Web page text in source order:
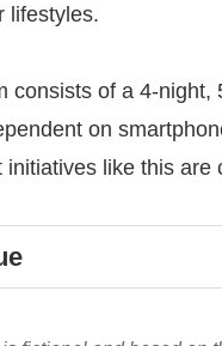
lifestyles.
consists of a 4-
on
initiatives like this